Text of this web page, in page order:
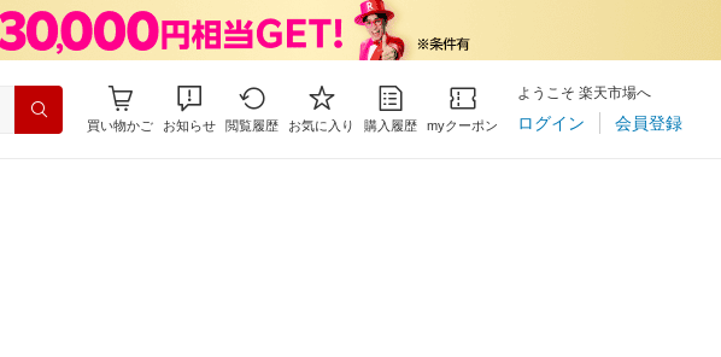
買い物かご お知らせ 閲覧履歴 お気に入り 購入履歴 myクーポン
ようこそ 楽天市場へ
ログイン 会員登録